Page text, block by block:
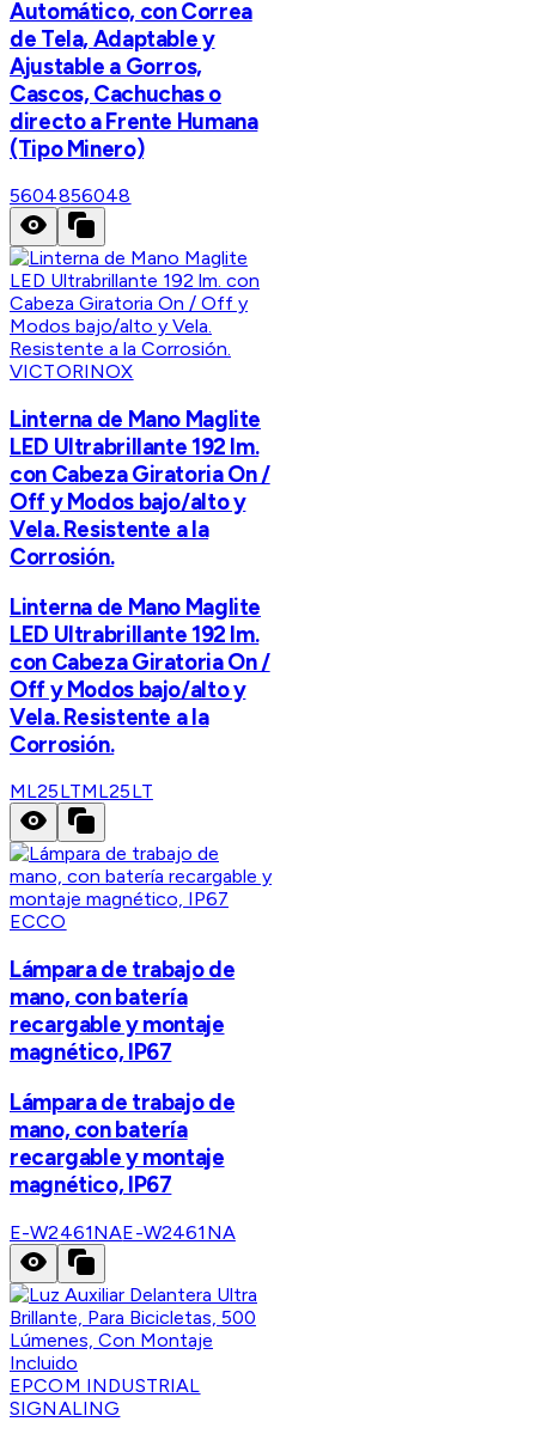
Automático, con Correa
de Tela, Adaptable y
Ajustable a Gorros,
Cascos, Cachuchas o
directo a Frente Humana
(Tipo Minero)
5604856048
VICTORINOX
Linterna de Mano Maglite
LED Ultrabrillante 192 lm.
con Cabeza Giratoria On /
Off y Modos bajo/alto y
Vela. Resistente a la
Corrosión.
Linterna de Mano Maglite
LED Ultrabrillante 192 lm.
con Cabeza Giratoria On /
Off y Modos bajo/alto y
Vela. Resistente a la
Corrosión.
ML25LTML25LT
ECCO
Lámpara de trabajo de
mano, con batería
recargable y montaje
magnético, IP67
Lámpara de trabajo de
mano, con batería
recargable y montaje
magnético, IP67
E-W2461NAE-W2461NA
EPCOM INDUSTRIAL
SIGNALING